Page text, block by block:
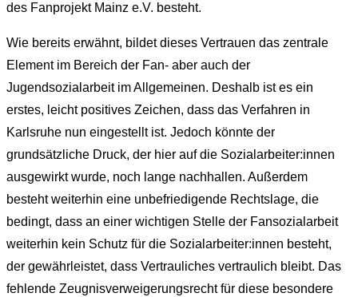
des Fanprojekt Mainz e.V. besteht.
Wie bereits erwähnt, bildet dieses Vertrauen das zentrale
Element im Bereich der Fan- aber auch der
Jugendsozialarbeit im Allgemeinen. Deshalb ist es ein
erstes, leicht positives Zeichen, dass das Verfahren in
Karlsruhe nun eingestellt ist. Jedoch könnte der
grundsätzliche Druck, der hier auf die Sozialarbeiter:innen
ausgewirkt wurde, noch lange nachhallen. Außerdem
besteht weiterhin eine unbefriedigende Rechtslage, die
bedingt, dass an einer wichtigen Stelle der Fansozialarbeit
weiterhin kein Schutz für die Sozialarbeiter:innen besteht,
der gewährleistet, dass Vertrauliches vertraulich bleibt. Das
fehlende Zeugnisverweigerungsrecht für diese besondere